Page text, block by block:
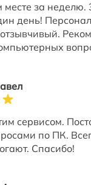
месте за неделю.
день! Персонал
сервисом.
по ПК.
Спасибо!